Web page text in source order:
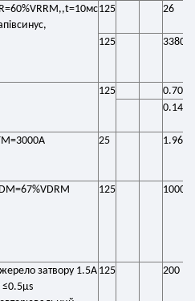
125 26
125 3380
125 0.70
0.14
25 1.96
125 1000
затвору 1.5A 125 200